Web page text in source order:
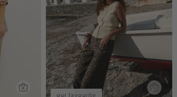
our favourite